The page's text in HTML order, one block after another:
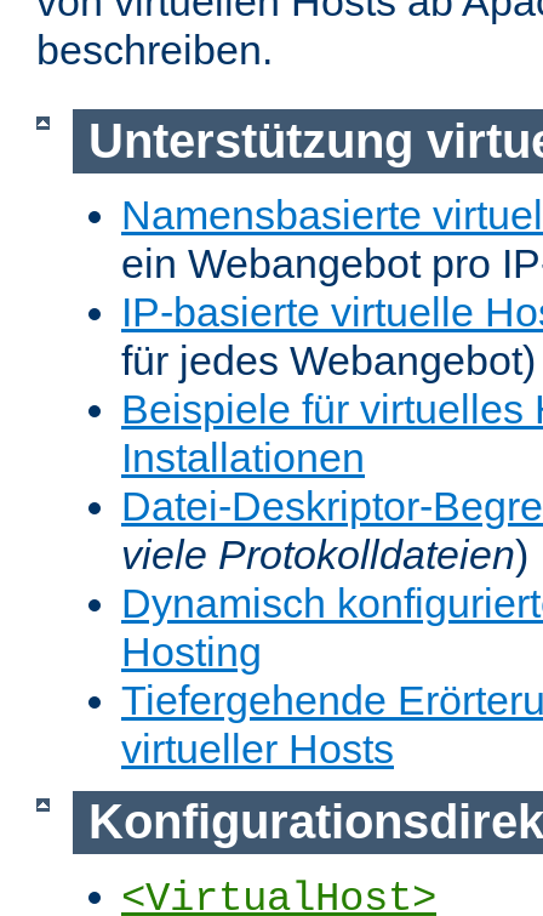
beschreiben.
Unterstützung
Namensbasierte
ein Webangebot pro
IP-basierte virtuelle
für jedes Webangebot)
Beispiele für virtuelles
Installationen
Datei-Deskriptor-
viele Protokolldateien)
Dynamisch
Hosting
Tiefergehende
virtueller Hosts
<VirtualHost>